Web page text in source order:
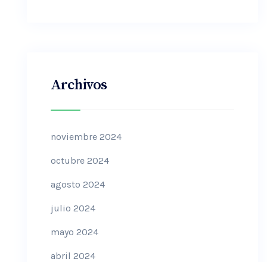
Archivos
noviembre 2024
octubre 2024
agosto 2024
julio 2024
mayo 2024
abril 2024